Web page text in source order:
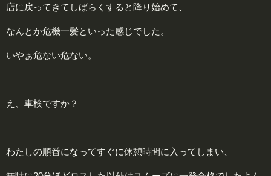
店に戻ってきてしばらくすると降り始めて、
なんとか危機一髪といった感じでした。
いやぁ危ない危ない。
え、車検ですか？
わたしの順番になってすぐに休憩時間に入ってしまい、